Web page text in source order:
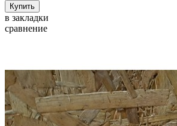
в закладки
сравнение